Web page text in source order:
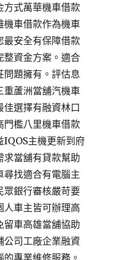
方式萬華機車借款
機車借款作為機車
最安全有保障借款
整資金方案。適合
問題擁有。評估息
重蘆洲當舖汽機車
選擇有融資林口
門檻八里機車借款
IQOS主機更新到府
求當舖有貸款幫助
尋找適合有電腦主
眾銀行審核嚴苛要
人車主皆可辦理高
留車高雄當舖協助
公司工廠企業融資
專業維修服務。